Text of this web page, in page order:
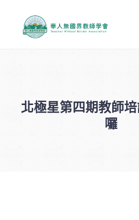
北極星第四期教師
囉